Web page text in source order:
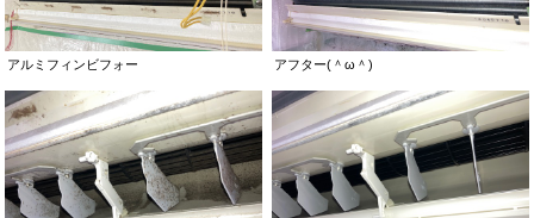
アルミフィンビフォー アフター(＾ω＾)